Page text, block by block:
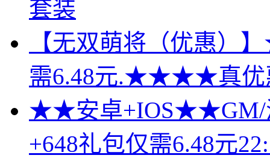
套装
【无双萌将（优惠）
需6.48元.★★★★真
★★安卓+IOS★★GM/
+648礼包仅需6.48元